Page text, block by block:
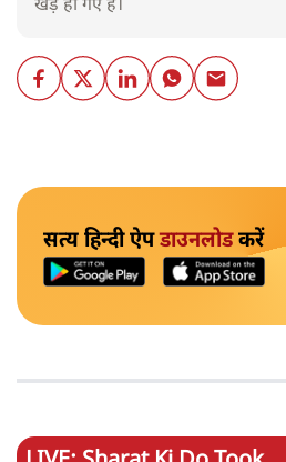
खड़े हो गए हैं।
सत्य हिन्दी ऐपडाउनलोडकरें